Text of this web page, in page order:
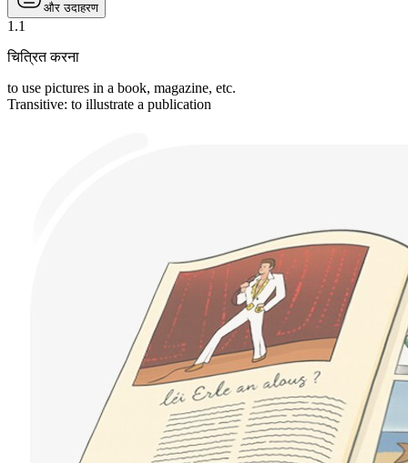
और उदाहरण
1 .1
चित्रित करना
to use pictures in a book, magazine, etc.
Transitive: to illustrate a publication